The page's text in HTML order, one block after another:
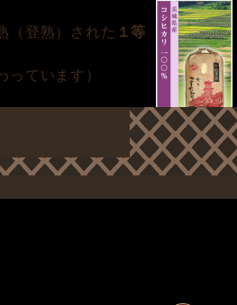
（登熟）された １等
ています）